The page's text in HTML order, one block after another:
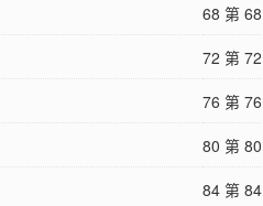
68 第
72 第
76 第
80 第
84 第